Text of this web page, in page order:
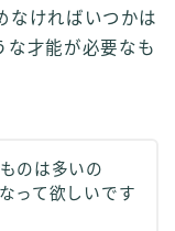
なければいつかは
な才能が必要なも
のは多いの
って欲しいです